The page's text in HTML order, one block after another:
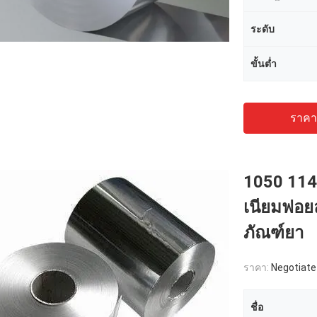
ระดับ
ขั้นต่ำ
ราค
1050
เนียมฟอ
ภัณฑ์ยา
ราคา: Negotiate
ชื่อ